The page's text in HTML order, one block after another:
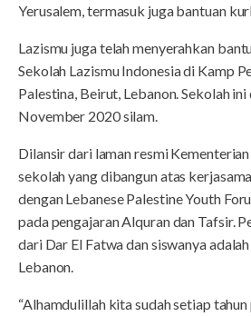
Yerusalem, termasuk juga bantuan
Lazismu juga telah menyerahkan
Sekolah Lazismu Indonesia di Kamp
Palestina, Beirut, Lebanon. Sekolah
November 2020 silam.
Dilansir dari laman resmi
sekolah yang dibangun atas
dengan Lebanese Palestine Youth
pada pengajaran Alquran dan Tafsir.
dari Dar El Fatwa dan siswanya
Lebanon.
“Alhamdulillah kita sudah setiap